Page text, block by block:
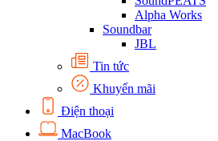
Alpha Works
Soundbar
JBL
Tin tức
Khuyến mãi
Điện thoại
MacBook